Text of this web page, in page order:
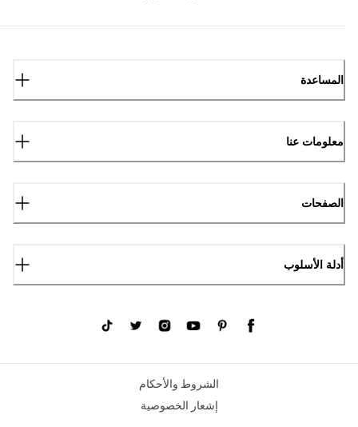
المساعدة
معلومات عنا
الصفحات
أدلة الأسلوب
الشروط والأحكام
إشعار الخصوصية